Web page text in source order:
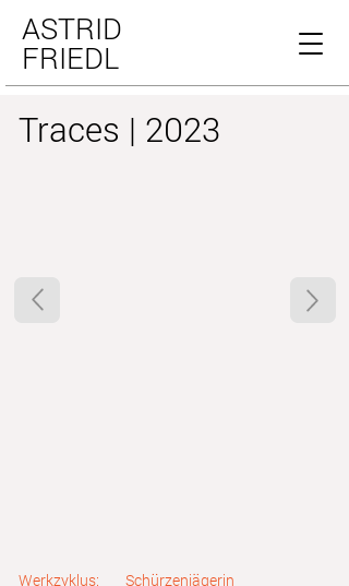
ASTRID
FRIEDL
Traces | 2023
Werkzyklus:
Schürzenjägerin